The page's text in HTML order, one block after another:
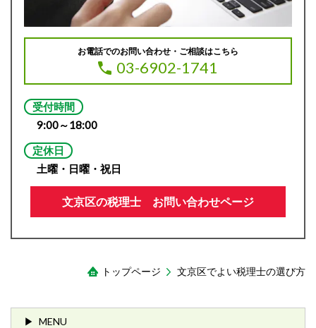
お電話でのお問い合わせ・ご相談はこちら
03-6902-1741
受付時間
9:00～18:00
定休日
土曜・日曜・祝日
文京区の税理士 お問い合わせページ
トップページ 文京区でよい税理士の選び方
MENU